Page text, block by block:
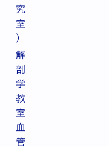
究
室
）
解
剖
学
教
室
血
管